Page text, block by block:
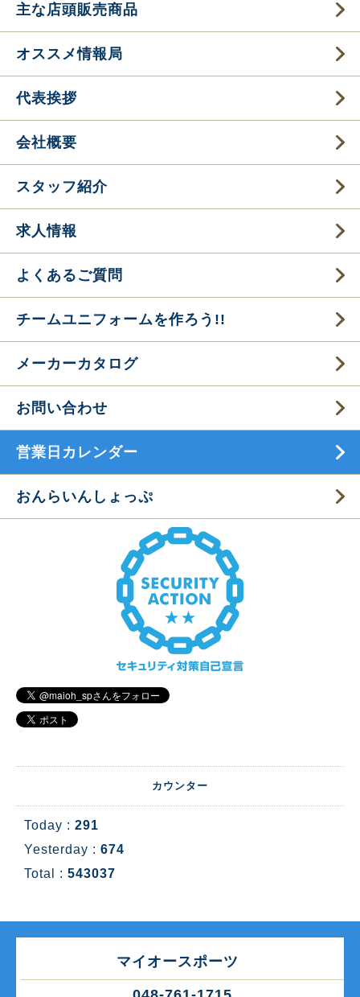
主な店頭販売商品
オススメ情報局
代表挨拶
会社概要
スタッフ紹介
求人情報
よくあるご質問
チームユニフォームを作ろう!!
メーカーカタログ
お問い合わせ
営業日カレンダー
おんらいんしょっぷ
カウンター
Today : 291
Yesterday : 674
Total : 543037
マイオースポーツ